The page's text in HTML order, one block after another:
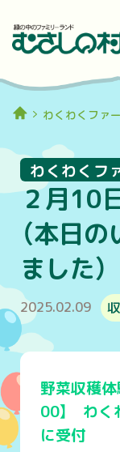
わくわくファ
２月10
（本日
ました）
わくわくフ
2025.02.09
野菜収穫
00】 わく
に受付